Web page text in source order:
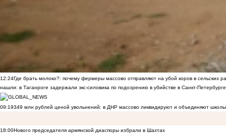
12:24Где брать молоко?: почему фермеры массово отправляют на убой коров в сельских
нашли: в Таганроге задержали экс-силовика по подозрению в убийстве в Санкт-Петербурге
09:19349 млн рублей ценой увольнений: в ДНР массово ликвидируют и объединяют
18:00Нового председателя армянской диаспоры избрали в Шахтах